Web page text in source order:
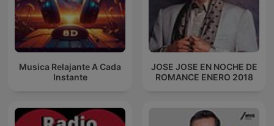
Musica Relajante A Cada
Instante
JOSE JOSE EN NOCHE DE
ROMANCE ENERO 2018